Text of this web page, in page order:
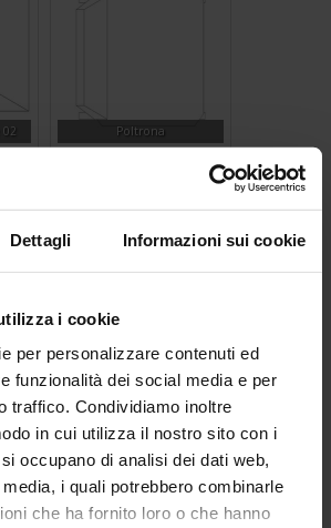
Dettagli Informazioni sui cookie
i cookie
per personalizzare contenuti ed
funzionalità dei social media e per
traffico. Condividiamo inoltre
in cui utilizza il nostro sito con i
occupano di analisi dei dati web,
i quali potrebbero combinarle
che ha fornito loro o che hanno
Poltrona
Panchina 12